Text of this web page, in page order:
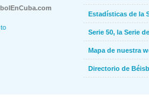
Estadísticas de la
Serie 50, la Serie
Mapa de nuestra
Directorio de